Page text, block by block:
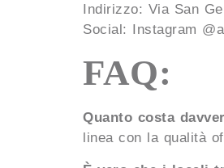
Indirizzo: Via San
Social: Instagram
FAQ:
Quanto costa
linea con la qualità